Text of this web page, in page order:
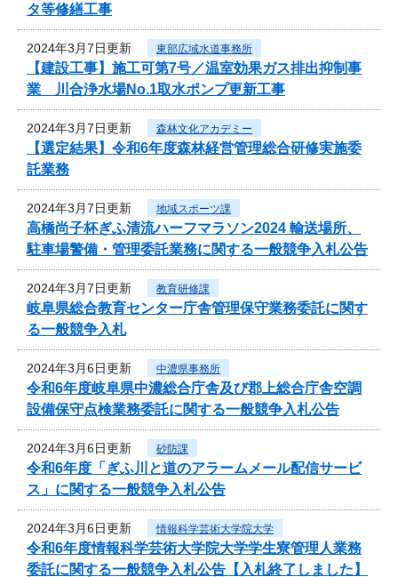
タ等修繕工事
2024年3月7日更新 東部広域水道事務所
【建設工事】施工可第7号／温室効果ガス排出抑制事
業 川合浄水場No.1取水ポンプ更新工事
2024年3月7日更新 森林文化アカデミー
【選定結果】令和6年度森林経営管理総合研修実施委
託業務
2024年3月7日更新 地域スポーツ課
高橋尚子杯ぎふ清流ハーフマラソン2024 輸送場所、
駐車場警備・管理委託業務に関する一般競争入札公告
2024年3月7日更新 教育研修課
岐阜県総合教育センター庁舎管理保守業務委託に関す
る一般競争入札
2024年3月6日更新 中濃県事務所
令和6年度岐阜県中濃総合庁舎及び郡上総合庁舎空調
設備保守点検業務委託に関する一般競争入札公告
2024年3月6日更新 砂防課
令和6年度「ぎふ川と道のアラームメール配信サービ
ス」に関する一般競争入札公告
2024年3月6日更新 情報科学芸術大学院大学
令和6年度情報科学芸術大学院大学学生寮管理人業務
委託に関する一般競争入札公告【入札終了しました】